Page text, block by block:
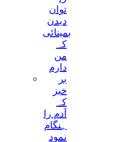
توان
دیدن
بمینائی
کہ
من
دارم
بر
خیز
کہ
آدم را
ہنگام
نمود